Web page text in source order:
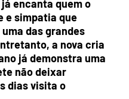
encanta quem o
e simpatia que
das grandes
a nova cria
já demonstra uma
não deixar
dias visita o